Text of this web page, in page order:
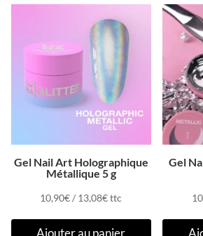
Gel Nail Art Holographique
Métallique 5 g
10,90€/ 13,08€ttc
Ajouter au panier